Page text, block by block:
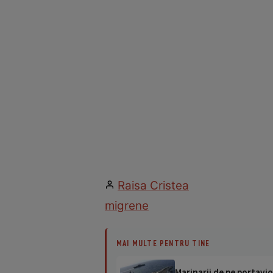
Raisa Cristea
migrene
MAI MULTE PENTRU TINE